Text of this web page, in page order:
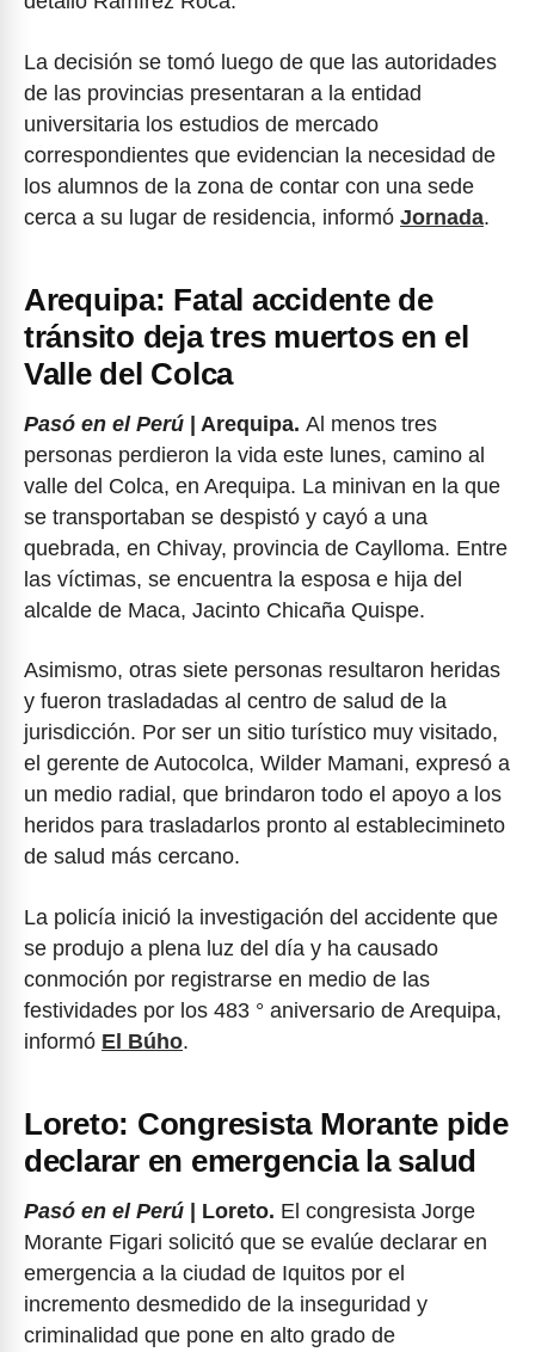
La decisión se tomó luego de que las autoridades
de las provincias presentaran a la entidad
universitaria los estudios de mercado
correspondientes que evidencian la necesidad de
los alumnos de la zona de contar con una sede
cerca a su lugar de residencia, informó Jornada.
Arequipa: Fatal accidente de
tránsito deja tres muertos en el
Valle del Colca
Pasó en el Perú | Arequipa. Al menos tres
personas perdieron la vida este lunes, camino al
valle del Colca, en Arequipa. La minivan en la que
se transportaban se despistó y cayó a una
quebrada, en Chivay, provincia de Caylloma. Entre
las víctimas, se encuentra la esposa e hija del
alcalde de Maca, Jacinto Chicaña Quispe.
Asimismo, otras siete personas resultaron heridas
y fueron trasladadas al centro de salud de la
jurisdicción. Por ser un sitio turístico muy visitado,
el gerente de Autocolca, Wilder Mamani, expresó a
un medio radial, que brindaron todo el apoyo a los
heridos para trasladarlos pronto al establecimineto
de salud más cercano.
La policía inició la investigación del accidente que
se produjo a plena luz del día y ha causado
conmoción por registrarse en medio de las
festividades por los 483 ° aniversario de Arequipa,
informó El Búho.
Loreto: Congresista Morante pide
declarar en emergencia la salud
Pasó en el Perú | Loreto. El congresista Jorge
Morante Figari solicitó que se evalúe declarar en
emergencia a la ciudad de Iquitos por el
incremento desmedido de la inseguridad y
criminalidad que pone en alto grado de